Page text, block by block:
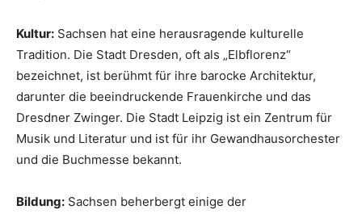
Kultur: Sachsen hat eine herausragende kulturelle
Tradition. Die Stadt Dresden, oft als „Elbflorenz“
bezeichnet, ist berühmt für ihre barocke Architektur,
darunter die beeindruckende Frauenkirche und das
Dresdner Zwinger. Die Stadt Leipzig ist ein Zentrum für
Musik und Literatur und ist für ihr Gewandhausorchester
und die Buchmesse bekannt.
Bildung: Sachsen beherbergt einige der